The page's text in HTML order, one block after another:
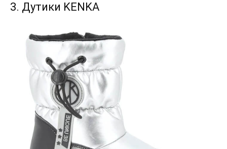
3. Дутики KENKA